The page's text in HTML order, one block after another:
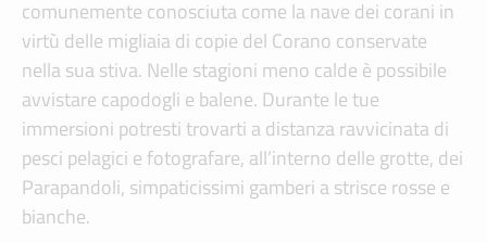
comunemente conosciuta come la nave dei corani in
virtù delle migliaia di copie del Corano conservate
nella sua stiva. Nelle stagioni meno calde è possibile
avvistare capodogli e balene. Durante le tue
immersioni potresti trovarti a distanza ravvicinata di
pesci pelagici e fotografare, all’interno delle grotte, dei
Parapandoli, simpaticissimi gamberi a strisce rosse e
bianche.